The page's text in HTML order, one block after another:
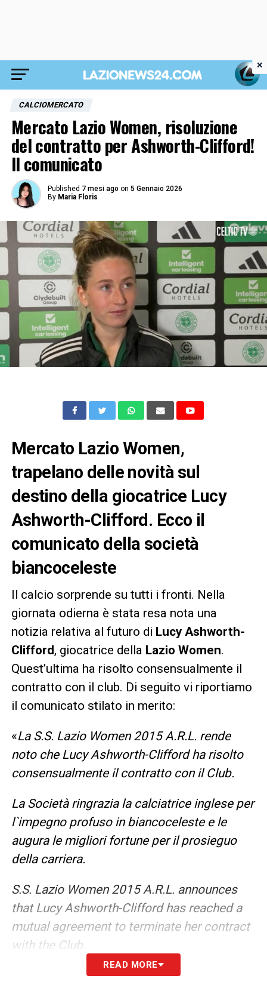
CALCIOMERCATO
Mercato Lazio Women, risoluzione
del contratto per Ashworth-Clifford!
Il comunicato
Published 7 mesi ago on 5 Gennaio 2026
By Maria Floris
Mercato Lazio Women,
trapelano delle novità sul
destino della giocatrice Lucy
Ashworth-Clifford. Ecco il
comunicato della società
biancoceleste
Il calcio sorprende su tutti i fronti. Nella
giornata odierna è stata resa nota una
notizia relativa al futuro di Lucy Ashworth-
Clifford, giocatrice della Lazio Women.
Quest’ultima ha risolto consensualmente il
contratto con il club. Di seguito vi riportiamo
il comunicato stilato in merito:
«La S.S. Lazio Women 2015 A.R.L. rende
noto che Lucy Ashworth-Clifford ha risolto
consensualmente il contratto con il Club.
La Società ringrazia la calciatrice inglese per
l`impegno profuso in biancoceleste e le
augura le migliori fortune per il prosieguo
della carriera.
S.S. Lazio Women 2015 A.R.L. announces
that Lucy Ashworth-Clifford has reached a
mutual agreement to terminate her contract
with the Club.
The Club would like to thank the English
READ MORE
×